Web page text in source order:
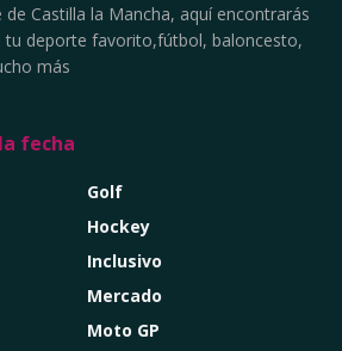
Castilla la Mancha, aquí encontrarás
deporte favorito,fútbol, baloncesto,
más
fecha
Golf
Hockey
Inclusivo
Mercado
Moto GP